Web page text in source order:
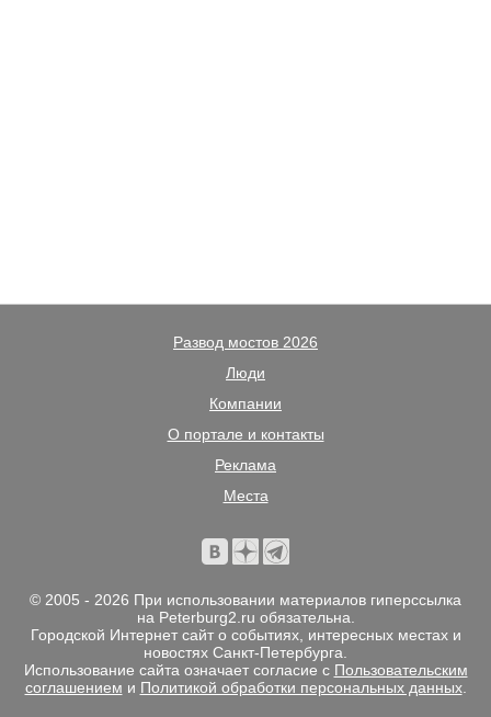
Развод мостов 2026
Люди
Компании
О портале и контакты
Реклама
Места
© 2005 - 2026 При использовании материалов гиперссылка
на Peterburg2.ru обязательна.
Городской Интернет сайт о событиях, интересных местах и
новостях Санкт-Петербурга.
Использование сайта означает согласие с Пользовательским
соглашением и Политикой обработки персональных данных.